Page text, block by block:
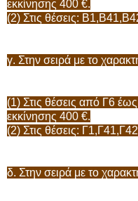
εκκίνησης 400 €.
(2) Στις θέσεις:
γ. Στην σειρά με το
(1) Στις θέσεις από Γ6
εκκίνησης 400 €.
(2) Στις θέσεις:
δ. Στην σειρά με το